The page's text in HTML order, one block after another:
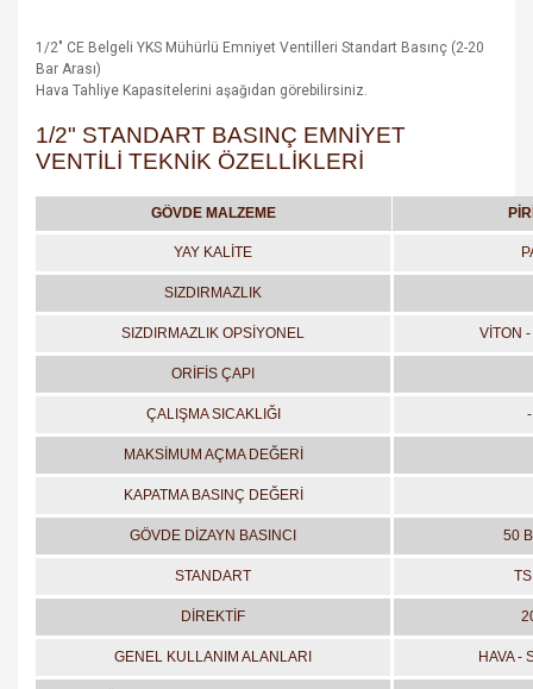
1/2" CE Belgeli YKS Mühürlü Emniyet Ventilleri Standart Basınç (2-20
Bar Arası)
Hava Tahliye Kapasitelerini aşağıdan görebilirsiniz.
1/2" STANDART BASINÇ EMNİYET
VENTİLİ TEKNİK ÖZELLİKLERİ
GÖVDE MALZEME
YAY KALİTE
SIZDIRMAZLIK
SIZDIRMAZLIK OPSİYONEL VİTON
ORİFİS ÇAPI
ÇALIŞMA SICAKLIĞI
MAKSİMUM AÇMA DEĞERİ
KAPATMA BASINÇ DEĞERİ
GÖVDE DİZAYN BASINCI 50
STANDART
DİREKTİF
GENEL KULLANIM ALANLARI HAVA -